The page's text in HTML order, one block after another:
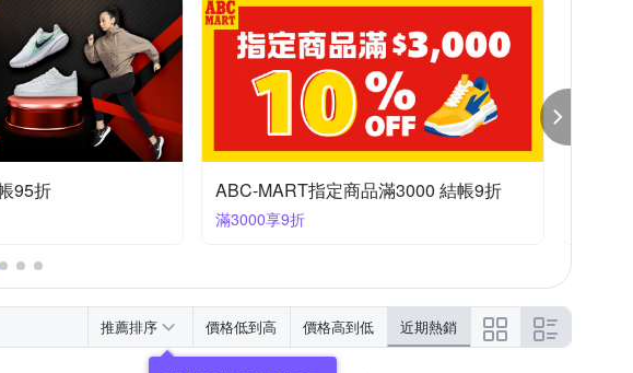
95折 NIKEx聯合品牌 結帳95折
滿1件享95折
推薦排序 價格低到高 價格高到低 近期熱銷